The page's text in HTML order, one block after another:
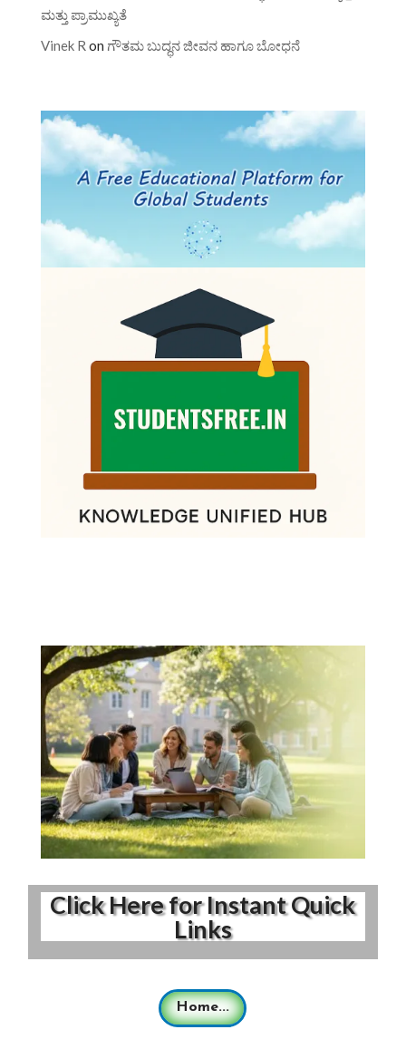
ಮತ್ತು ಪ್ರಾಮುಖ್ಯತೆ
Vinek R on ಗೌತಮ ಬುದ್ಧನ ಜೀವನ ಹಾಗೂ ಬೋಧನೆ
Click Here for Instant Quick
Links
Home...